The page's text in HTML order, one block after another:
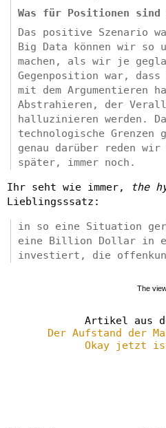
Was für Positionen sind
Das positive Szenario
Big Data können wir so
machen, als wir je
Gegenposition war, dass
mit dem Argumentieren
Abstrahieren, der
halluzinieren werden.
technologische Grenzen
genau darüber reden
später, immer noch.
Ihr seht wie immer,
the
Lieblingsssatz:
in so eine Situation
eine Billion Dollar in
investiert, die
The
Artikel aus
Der Aufstand der
Okay jetzt